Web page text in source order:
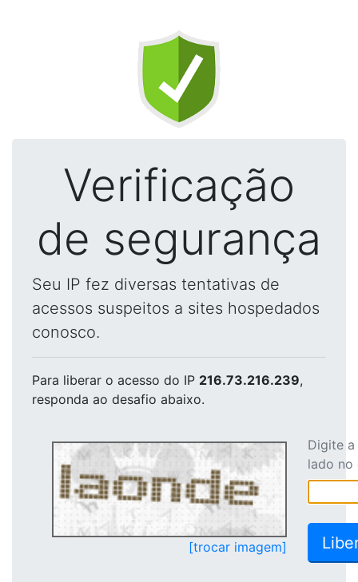
Verificação
de segurança
Seu IP fez diversas tentativas de
acessos suspeitos a sites hospedados
conosco.
Para liberar o acesso do IP 216.73.216.239,
responda ao desafio abaixo.
[trocar imagem]
Digite
lado no